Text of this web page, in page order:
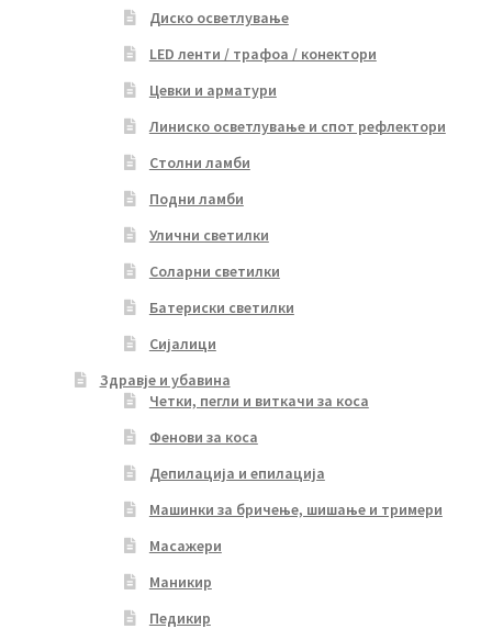
Диско осветлување
LED ленти / трафоа / конектори
Цевки и арматури
Линиско осветлување и спот рефлектори
Столни ламби
Подни ламби
Улични светилки
Соларни светилки
Батериски светилки
Сијалици
Здравје и убавина
Четки, пегли и виткачи за коса
Фенови за коса
Депилација и епилација
Машинки за бричење, шишање и тримери
Масажери
Маникир
Педикир